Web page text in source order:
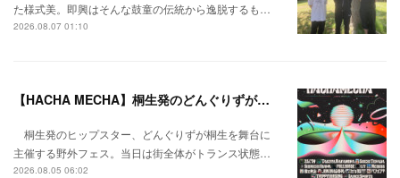
た様式美。即興はそんな鼓童の伝統から逸脱するも…
2026.08.07 01:10
【HACHA MECHA】桐生発のどんぐりずが桐生をハチャメチャに彩る。
桐生発のヒップスター、どんぐりずが桐生を舞台に
主催する野外フェス。当日は街全体がトランス状態…
2026.08.05 06:02